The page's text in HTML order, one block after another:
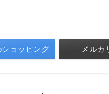
ショッピング メルカ